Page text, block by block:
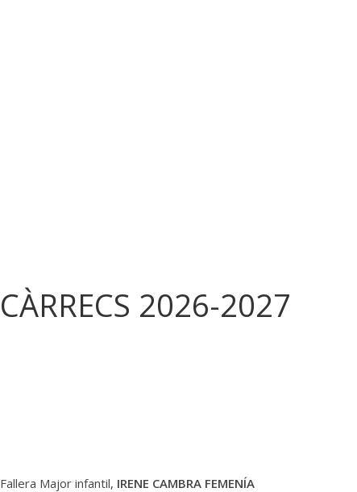
CÀRRECS 2026-2027
Fallera Major infantil, IRENE CAMBRA FEMENÍA